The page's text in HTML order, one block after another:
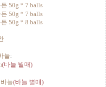
50g * 7 balls
50g * 7 balls
50g * 8 balls
늘:
(바늘 별매)
늘(바늘 별매)